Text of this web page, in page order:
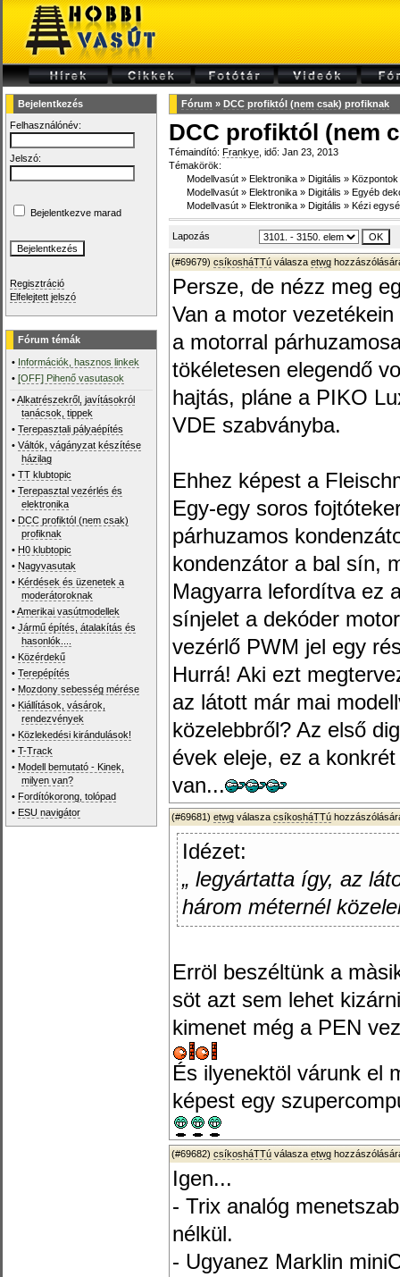
Bejelentkezés
Felhasználónév:
Jelszó:
Bejelentkezve marad
Regisztráció
Elfelejtett jelszó
Fórum témák
• Információk, hasznos linkek
•[OFF] Pihenő vasutasok
•Alkatrészekről, javításokról
tanácsok, tippek
•Terepasztali pályaépítés
•Váltók, vágányzat készítése
házilag
•TT klubtopic
•Terepasztal vezérlés és
elektronika
• DCC profiktól (nem csak)
profiknak
• H0 klubtopic
• Nagyvasutak
• Kérdések és üzenetek a
moderátoroknak
•Amerikai vasútmodellek
•Jármű építés, átalakítás és
hasonlók....
• Közérdekű
•Terepépítés
• Mozdony sebesség mérése
• Kiállítások, vásárok,
rendezvények
• Közlekedési kirándulások!
•T-Track
• Modell bemutató - Kinek,
milyen van?
• Fordítókorong, tolópad
• ESU navigátor
Fórum » DCC profiktól (nem csak) profiknak
DCC profiktól (nem
Témaindító: Frankye , idő: Jan 23, 2013
Témakörök:
Modellvasút » Elektronika » Digitális » Központok
Modellvasút » Elektronika » Digitális » Egyéb
Modellvasút » Elektronika » Digitális » Kézi
Lapozás
(#69679) csíkosháTTú válasza etwg
Persze, de nézz meg
Van a motor
a motorral
tökéletesen elegendő
hajtás, pláne a PIKO
VDE szabványba.
Ehhez képest a
Egy-egy soros
párhuzamos
kondenzátor a bal sín,
Magyarra lefordítva ez
sínjelet a dekóder
vezérlő PWM jel egy
Hurrá! Aki ezt
az látott már mai
közelebbről? Az első
évek eleje, ez a
van...
(#69681) etwg válasza csíkosháTTú
Idézet:
„ legyártatta így, az
három méternél
Erröl beszéltünk a
söt azt sem lehet
kimenet még a PEN
És ilyenektöl várunk el
képest egy
(#69682) csíkosháTTú válasza etwg
Igen...
- Trix analóg
nélkül.
- Ugyanez Marklin